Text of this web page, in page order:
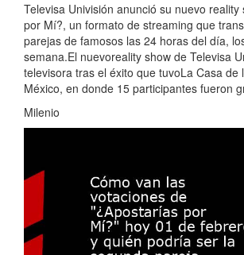
Televisa Univisión anunció su nuevo
por Mí?, un formato de streaming que
parejas de famosos las 24 horas del día,
semana.El nuevoreality show de Televisa
televisora tras el éxito que tuvoLa Casa de
México, en donde 15 participantes fueron
Milenio